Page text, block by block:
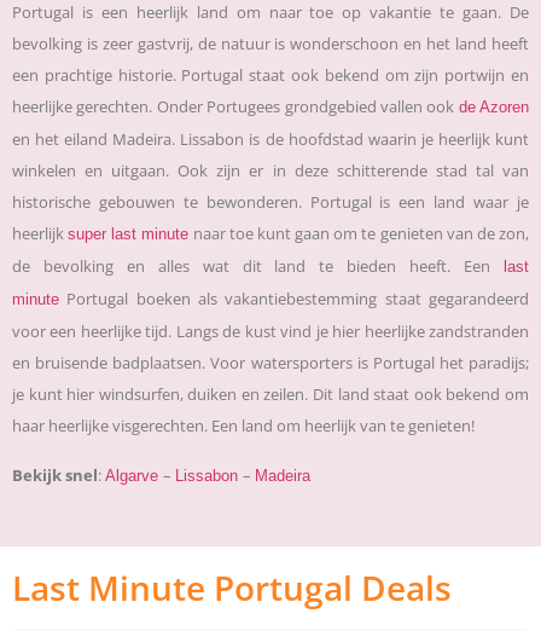
Portugal is een heerlijk land om naar toe op vakantie te gaan. De
bevolking is zeer gastvrij, de natuur is wonderschoon en het land heeft
een prachtige historie. Portugal staat ook bekend om zijn portwijn en
heerlijke gerechten. Onder Portugees grondgebied vallen ook de Azoren
en het eiland Madeira. Lissabon is de hoofdstad waarin je heerlijk kunt
winkelen en uitgaan. Ook zijn er in deze schitterende stad tal van
historische gebouwen te bewonderen. Portugal is een land waar je
heerlijksuper last minute naar toe kunt gaan om te genieten van de zon,
de bevolking en alles wat dit land te bieden heeft. Een
last
minute Portugal boeken als vakantiebestemming staat gegarandeerd
voor een heerlijke tijd. Langs de kust vind je hier heerlijke zandstranden
en bruisende badplaatsen. Voor watersporters is Portugal het paradijs;
je kunt hier windsurfen, duiken en zeilen. Dit land staat ook bekend om
haar heerlijke visgerechten. Een land om heerlijk van te genieten!
Bekijk snel: Algarve – Lissabon – Madeira
Last Minute Portugal Deals